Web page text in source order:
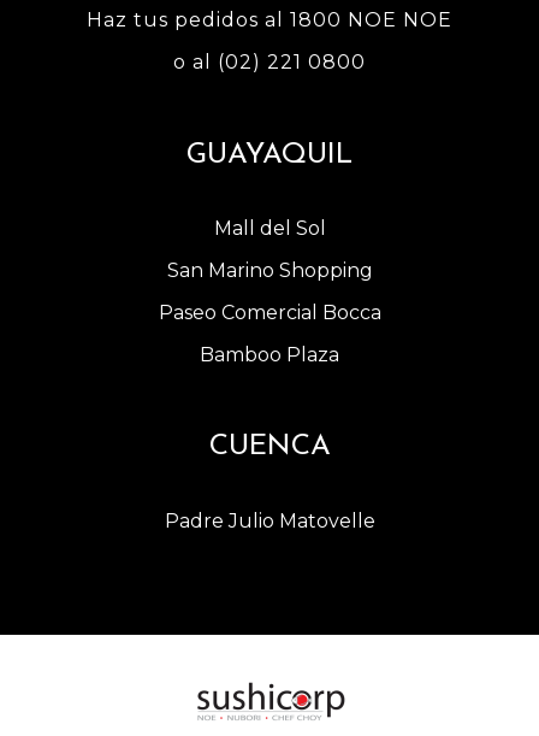
Haz tus pedidos al 1800 NOE NOE
o al (02) 221 0800
GUAYAQUIL
Mall del Sol
San Marino Shopping
Paseo Comercial Bocca
Bamboo Plaza
CUENCA
Padre Julio Matovelle